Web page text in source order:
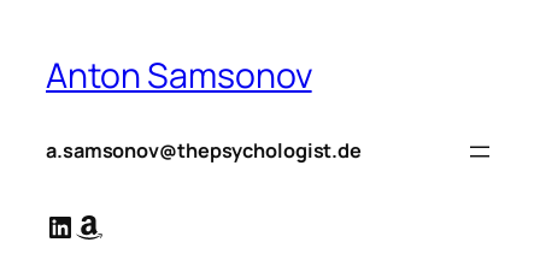
springen
Anton Samsonov
a.samsonov@thepsychologist.de
LinkedIn
Amazon